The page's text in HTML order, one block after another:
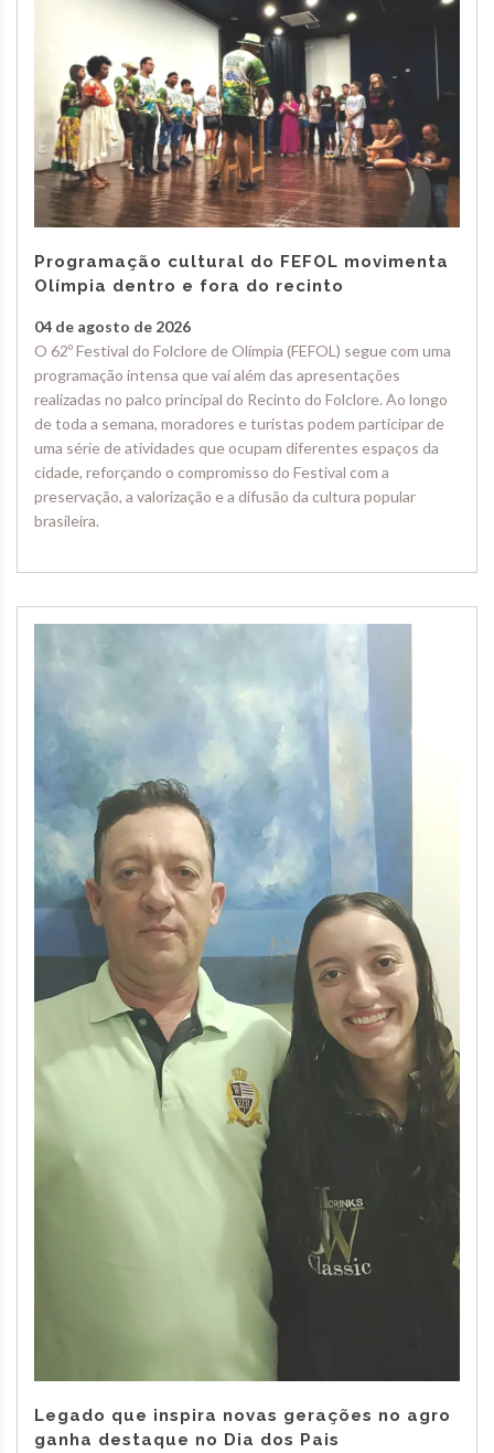
Programação cultural do FEFOL movimenta
Olímpia dentro e fora do recinto
04 de agosto de 2026
O 62º Festival do Folclore de Olímpia (FEFOL) segue com uma
programação intensa que vai além das apresentações
realizadas no palco principal do Recinto do Folclore. Ao longo
de toda a semana, moradores e turistas podem participar de
uma série de atividades que ocupam diferentes espaços da
cidade, reforçando o compromisso do Festival com a
preservação, a valorização e a difusão da cultura popular
brasileira.
Legado que inspira novas gerações no agro
ganha destaque no Dia dos Pais